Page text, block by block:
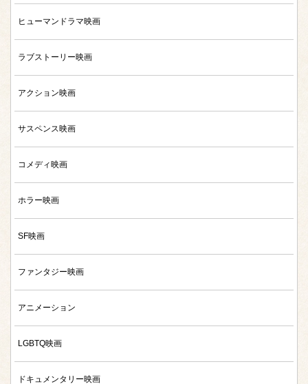
ヒューマンドラマ映画
ラブストーリー映画
アクション映画
サスペンス映画
コメディ映画
ホラー映画
SF映画
ファンタジー映画
アニメーション
LGBTQ映画
ドキュメンタリー映画